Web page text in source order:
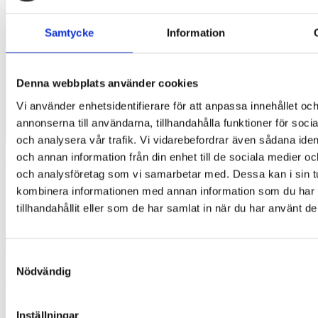
Samtycke Information
Denna webbplats använder cookies
Vi använder enhetsidentifierare för att anpassa innehållet och
annonserna till användarna, tillhandahålla funktioner för
och analysera vår trafik. Vi vidarebefordrar även sådana
och annan information från din enhet till de sociala medier
och analysföretag som vi samarbetar med. Dessa kan i sin
kombinera informationen med annan information som du har
tillhandahållit eller som de har samlat in när du har använt
Nödvändig
Inställningar
Föreningar och centra
KONTAKTA OSS
Nyhetsbrev
[wd_hustle id="8" type="embedded"/]
Glasögon
Så gick det inte längre